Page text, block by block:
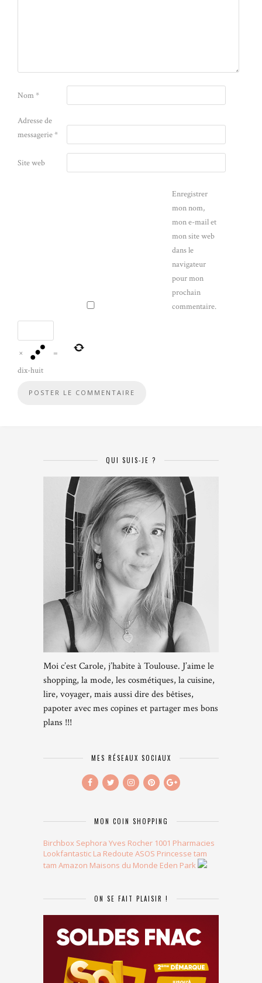
Nom*
Adresse de
messagerie*
Site web
Enregistrer
mon nom,
mon e-mail et
mon site web
dans le
navigateur
pour mon
prochain
commentaire.
×
=
dix-huit
QUI SUIS-JE ?
Moi c’est Carole, j’habite à Toulouse. J’aime le
shopping, la mode, les cosmétiques, la cuisine,
lire, voyager, mais aussi dire des bêtises,
papoter avec mes copines et partager mes bons
plans !!!
MES RÉSEAUX SOCIAUX
MON COIN SHOPPING
Birchbox Sephora Yves Rocher 1001 Pharmacies
Lookfantastic La Redoute ASOS Princesse tam
tam Amazon Maisons du Monde Eden Park
ON SE FAIT PLAISIR !